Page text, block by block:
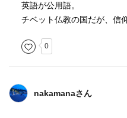
また、水源涵養林としての
国の7割が失われる前にそ
また、
近年近代化が進みつつある
英語が公用語。
チベット仏教の国だが、信
0
nakamanaさん